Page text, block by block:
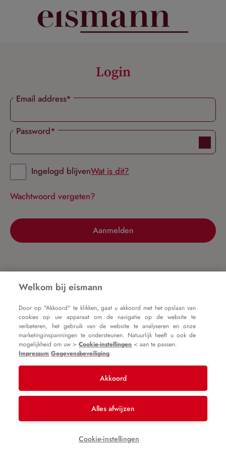
Login
Email address*
Password*
Ingelogd blijvenWat is dit?
Wachtwoord vergeten?
Aanmelden
Nog geen account?
Registreer nu
Algemene voorwaarden
mogelijke bezorgkosten, tenzij anders vermeld.
Welkom bij eismann
Door op "Akkoord" te klikken, gaat u akkoord met het opslaan van
cookies op uw apparaat om de navigatie op de website te
verbeteren, het gebruik van de website te analyseren en onze
marketinginspanningen te ondersteunen. Natuurlijk heeft u ook de
mogelijkheid om uw >Cookie-instellingen < aan te passen.
Impressum Gegevensbeveiliging
Akkoord
Alles afwijzen
Cookie-instellingen